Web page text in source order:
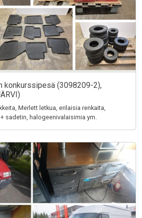
konkurssipesä (3098209-2),
Merlett letkua, erilaisia renkaita,
sadetin, halogeenivalaisimia ym.